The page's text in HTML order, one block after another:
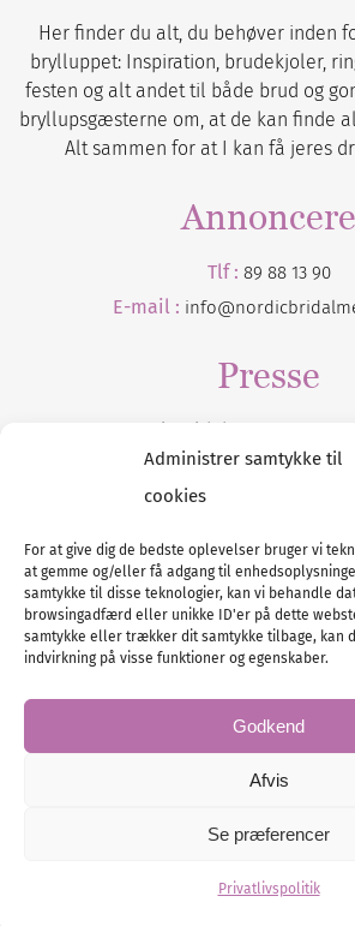
Administrer samtykke til
cookies
For at give dig de bedste oplevelser bruger vi
at gemme og/eller få adgang til
samtykke til disse teknologier, kan vi behandle
browsingadfærd eller unikke ID'er på dette
samtykke eller trækker dit samtykke tilbage, kan
indvirkning på visse funktioner og egenskaber.
Godkend
Afvis
Se præferencer
Privatlivspolitik
Her finder du alt, du behøver inden
brylluppet: Inspiration, brudekjoler,
festen og alt andet til både brud og
bryllupsgæsterne om, at de kan finde
Alt sammen for at I kan få jeres
Annoncere
Tlf : 89 88 13 90
E-mail :
Presse
Tilmeld dig vores
Tel :89 88 13 90
E-post:
Nordic Bridal Media
Administration